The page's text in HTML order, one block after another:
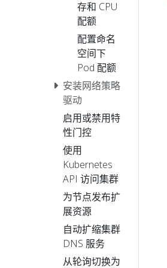
存和 CPU
配额
配置命名
空间下
Pod 配额
安装网络策略
驱动
启用或禁用特
性门控
使用
Kubernetes
API 访问集群
为节点发布扩
展资源
自动扩缩集群
DNS 服务
从轮询切换为